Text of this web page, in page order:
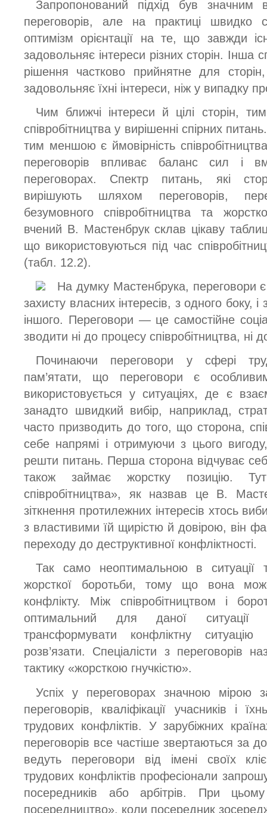
Запропонований підхід був значним
переговорів, але на практиці швидко
оптимізм орієнтації на те, що завжди
задовольняє інтереси різних сторін. Інша
рішення частково прийнятне для
задовольняє їхні інтереси, ніж у випадку
Чим ближчі інтереси й цілі сторін,
співробітництва у вирішенні спірних
тим меншою є ймовірність
переговорів впливає баланс сил і
переговорах. Спектр питань, які
вирішують шляхом переговорів,
безумовного співробітництва та
вчений В. Мастенбрук склав цікаву
що використовуються під час
(табл. 12.2).
На думку Мастенбрука, переговори
захисту власних інтересів, з одного боку,
іншого. Переговори — це самостійне
зводити ні до процесу співробітництва, ні
Починаючи переговори у сфері
пам’ятати, що переговори є
використовується у ситуаціях, де є
занадто швидкий вибір, наприклад,
часто призводить до того, що сторона,
себе напрямі і отримуючи з цього
решти питань. Перша сторона відчуває
також займає жорстку позицію.
співробітництва», як назвав це В.
зіткнення протилежних інтересів хтось
з властивими їй щирістю й довірою, він
переходу до деструктивної конфліктності.
Так само неоптимальною в ситуації
жорсткої боротьби, тому що вона
конфлікту. Між співробітництвом і
оптимальний для даної
трансформувати конфліктну
розв’язати. Спеціалісти з переговорів
тактику «жорсткою гнучкістю».
Успіх у переговорах значною мірою
переговорів, кваліфікації учасників і
трудових конфліктів. У зарубіжних
переговорів все частіше звертаються за
ведуть переговори від імені своїх
трудових конфліктів професіонали
посередників або арбітрів. При цьому
посередництво», коли посередник